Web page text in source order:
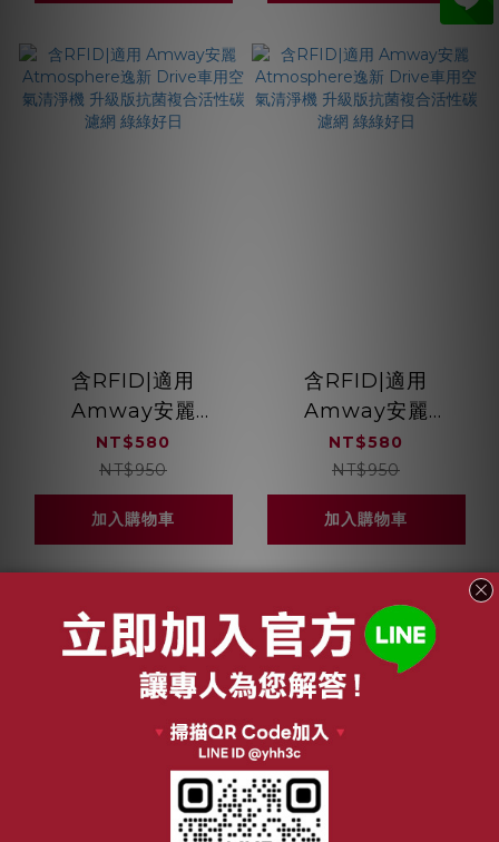
含RFID|適用
Amway安麗
Atmosphere逸新
Drive車用空氣清淨機
升級版抗菌複合活性碳
濾網 綠綠好日
NT$580
NT$950
加入購物車
含RFID|適用
Amway安麗
Atmosphere逸新
Drive車用空氣清淨機
升級版抗菌複合活性碳
濾網 綠綠好日
NT$580
NT$950
加入購物車